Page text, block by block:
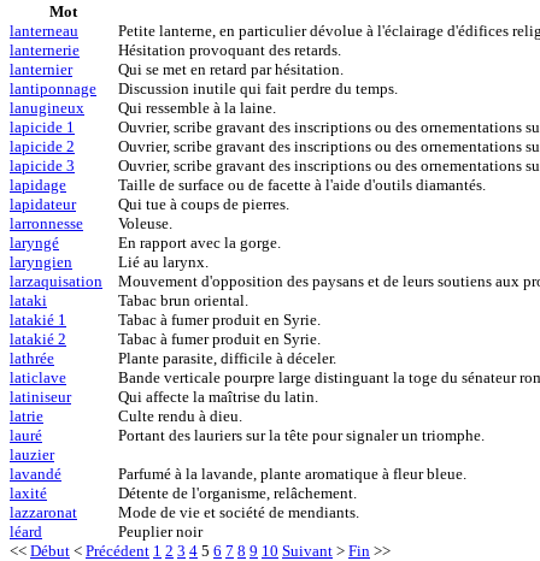
Mot
lanterneau
Petite lanterne, en particulier dévolue à l'éclairage d'édifices
lanternerie
Hésitation provoquant des retards.
lanternier
Qui se met en retard par hésitation.
lantiponnage
Discussion inutile qui fait perdre du temps.
lanugineux
Qui ressemble à la laine.
lapicide 1
Ouvrier, scribe gravant des inscriptions ou des ornementations
lapicide 2
Ouvrier, scribe gravant des inscriptions ou des ornementations
lapicide 3
Ouvrier, scribe gravant des inscriptions ou des ornementations
lapidage
Taille de surface ou de facette à l'aide d'outils diamantés.
lapidateur
Qui tue à coups de pierres.
larronnesse
Voleuse.
laryngé
En rapport avec la gorge.
laryngien
Lié au larynx.
larzaquisation
Mouvement d'opposition des paysans et de leurs soutiens aux
lataki
Tabac brun oriental.
latakié 1
Tabac à fumer produit en Syrie.
latakié 2
Tabac à fumer produit en Syrie.
lathrée
Plante parasite, difficile à déceler.
laticlave
Bande verticale pourpre large distinguant la toge du sénateur
latiniseur
Qui affecte la maîtrise du latin.
latrie
Culte rendu à dieu.
lauré
Portant des lauriers sur la tête pour signaler un triomphe.
lauzier
lavandé
Parfumé à la lavande, plante aromatique à fleur bleue.
laxité
Détente de l'organisme, relâchement.
lazzaronat
Mode de vie et société de mendiants.
léard
Peuplier noir
<< Début < Précédent 1 2 3 4 5 6 7 8 9 10 Suivant > Fin >>